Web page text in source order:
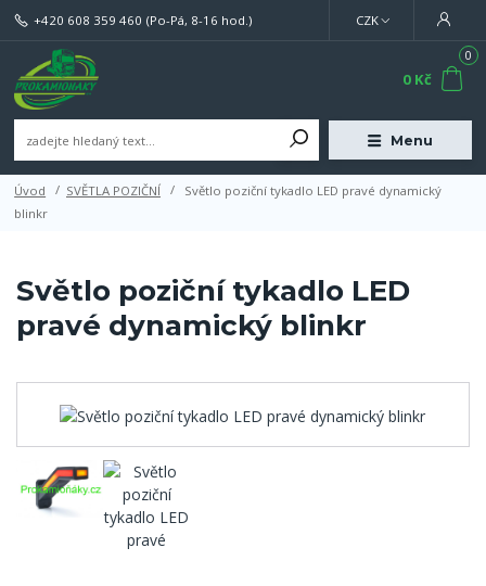
Menu
CZK
+420 608 359 460 (Po-Pá, 8-16 hod.)
0
0 Kč
Úvod SVĚTLA POZIČNÍ
Světlo poziční tykadlo LED pravé dynamický
blinkr
Světlo poziční tykadlo LED
pravé dynamický blinkr